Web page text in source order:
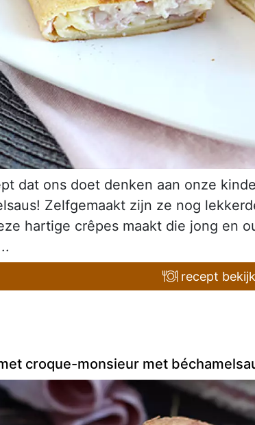
dat ons doet denken aan onze
Zelfgemaakt zijn ze nog
hartige crêpes maakt die jong en
recept
croque-monsieur met